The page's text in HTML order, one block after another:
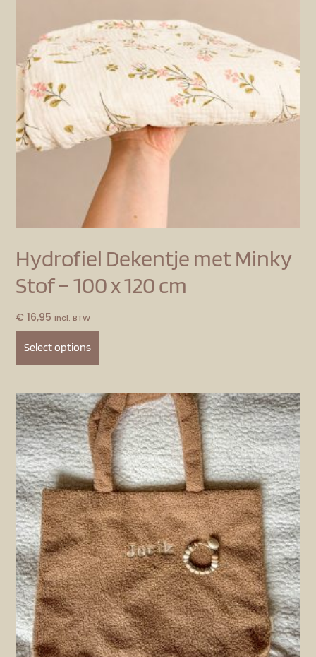
Hydrofiel Dekentje met Minky
Stof – 100 x 120 cm
€ 16,95 Incl. BTW
Select options